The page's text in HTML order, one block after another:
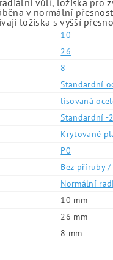
vůlí, ložiska pro
v normální
ložiska s vyšší
10
26
8
Standardní
lisovaná
Standardní -
Krytované
P0
Bez příruby /
Normální
10 mm
26 mm
8 mm